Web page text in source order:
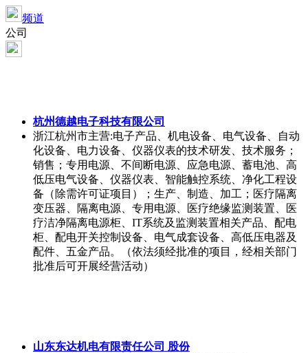
频道
公司
杭州德越电子科技有限公司
浙江杭州市主营:电子产品、机电设备、电气设备、自动
化设备、电力设备、仪器仪表的技术研发、技术服务；
销售；专用电源、不间断电源、应急电源、蓄电池、高
低压电气设备、仪器仪表、智能触控系统、净化工程设
备（除需许可证项目）；生产、制造、加工；医疗隔离
变压器、隔离电源、专用电源、医疗绝缘监测装置、医
疗洁净隔离电源柜、IT系统及监测装置相关产品、配电
柜、配电开关控制设备、电气成套设备、高低压电器及
配件、五金产品。（依法须经批准的项目，经相关部门
批准后可开展经营活动）
山东东达机电有限责任公司 股份